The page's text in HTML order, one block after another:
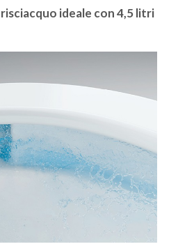
risciacquo ideale con 4,5 litri